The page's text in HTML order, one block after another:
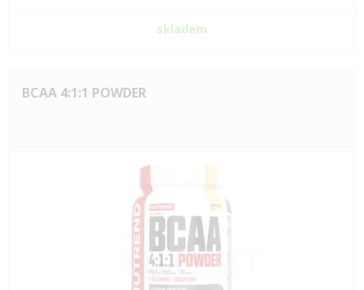
skladem
BCAA 4:1:1 POWDER